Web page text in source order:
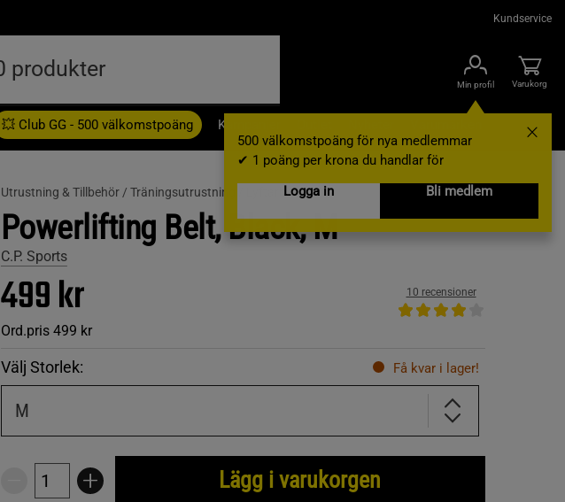
Kundservice
Min profil
500 välkomstpoäng för nya medlemmar
✔ 1 poäng per krona du handlar för
Logga in
Bli medlem
Varukorg
💥 Club GG - 500 välkomstpoäng Kampanjer
Utrustning & Tillbehör / Träningsutrustning / Lyftarbälten
Powerlifting Belt, Black, M
C.P. Sports
499 kr
Ord.pris 499 kr
10 recensioner
Välj Storlek: Få kvar i lager!
M
Lägg i varukorgen